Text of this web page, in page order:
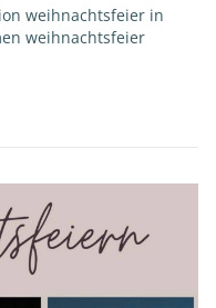
weihnachtsfeier in
weihnachtsfeier